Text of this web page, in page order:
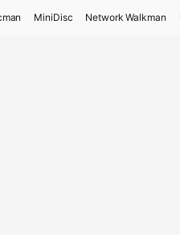
MiniDisc Network Walkman